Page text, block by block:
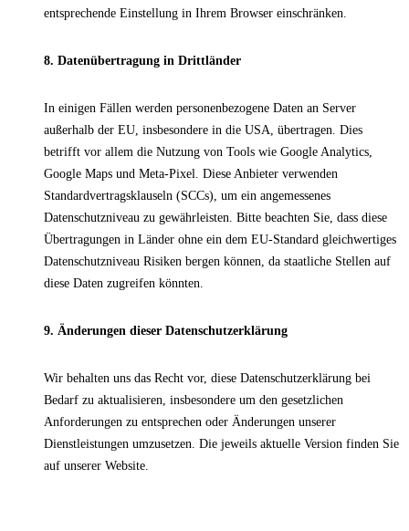
entsprechende Einstellung in Ihrem Browser einschränken.
8. Datenübertragung in Drittländer
In einigen Fällen werden personenbezogene Daten an Server
außerhalb der EU, insbesondere in die USA, übertragen. Dies
betrifft vor allem die Nutzung von Tools wie Google Analytics,
Google Maps und Meta-Pixel. Diese Anbieter verwenden
Standardvertragsklauseln (SCCs), um ein angemessenes
Datenschutzniveau zu gewährleisten. Bitte beachten Sie, dass diese
Übertragungen in Länder ohne ein dem EU-Standard gleichwertiges
Datenschutzniveau Risiken bergen können, da staatliche Stellen auf
diese Daten zugreifen könnten.
9. Änderungen dieser Datenschutzerklärung
Wir behalten uns das Recht vor, diese Datenschutzerklärung bei
Bedarf zu aktualisieren, insbesondere um den gesetzlichen
Anforderungen zu entsprechen oder Änderungen unserer
Dienstleistungen umzusetzen. Die jeweils aktuelle Version finden Sie
auf unserer Website.